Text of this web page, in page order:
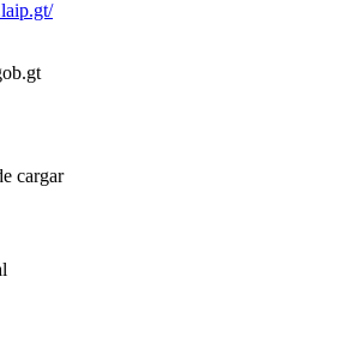
cargar